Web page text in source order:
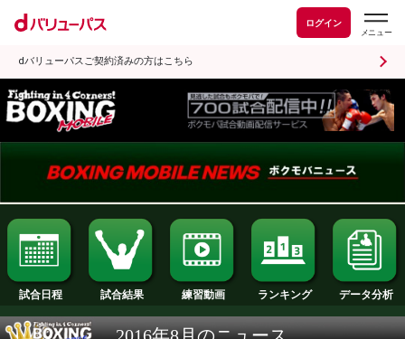
ログイン
dバリューパスご契約済みの方はこちら